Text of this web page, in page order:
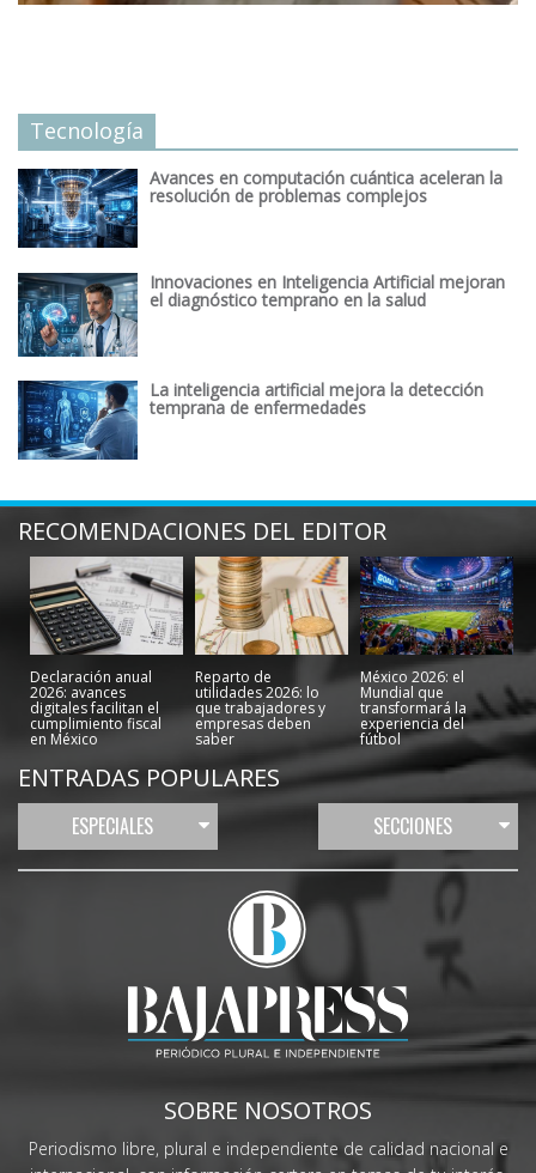
Tecnología
Avances en computación cuántica aceleran la
resolución de problemas complejos
Innovaciones en Inteligencia Artificial mejoran
el diagnóstico temprano en la salud
La inteligencia artificial mejora la detección
temprana de enfermedades
RECOMENDACIONES DEL EDITOR
Declaración anual
2026: avances
digitales facilitan el
cumplimiento fiscal
en México
Reparto de
utilidades 2026: lo
que trabajadores y
empresas deben
saber
México 2026: el
Mundial que
transformará la
experiencia del
fútbol
ENTRADAS POPULARES
ESPECIALES SECCIONES
SOBRE NOSOTROS
Periodismo libre, plural e independiente de calidad nacional e